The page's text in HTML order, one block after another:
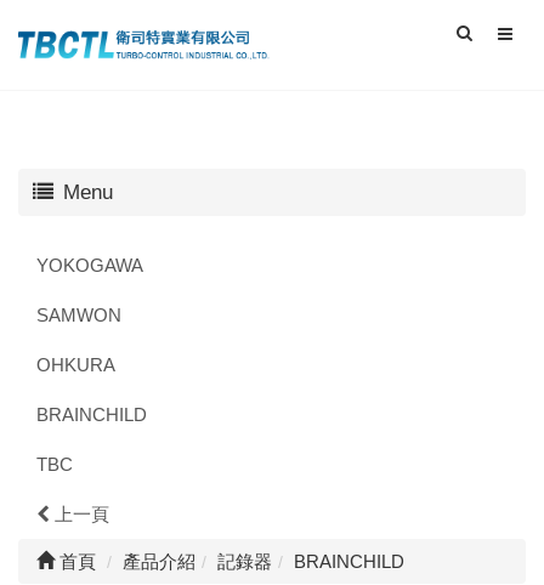
Menu
YOKOGAWA
SAMWON
OHKURA
BRAINCHILD
TBC
上一頁
首頁 產品介紹 記錄器 BRAINCHILD